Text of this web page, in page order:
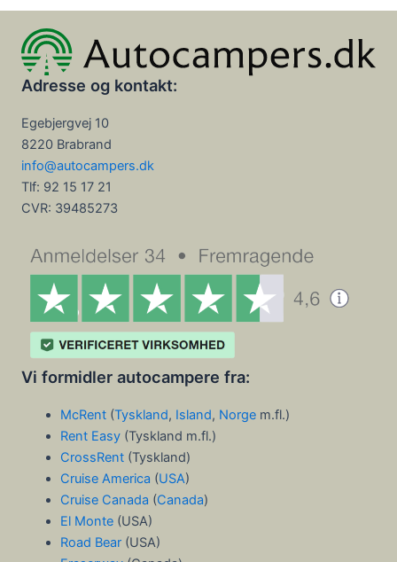
Adresse og kontakt:
Egebjergvej 10
8220 Brabrand
info@autocampers.dk
Tlf: 92 15 17 21
CVR: 39485273
Vi formidler autocampere fra:
McRent(Tyskland, Island, Norgem.fl.)
Rent Easy(Tyskland m.fl.)
CrossRent(Tyskland)
Cruise America (USA)
Cruise Canada (Canada)
El Monte(USA)
Road Bear(USA)